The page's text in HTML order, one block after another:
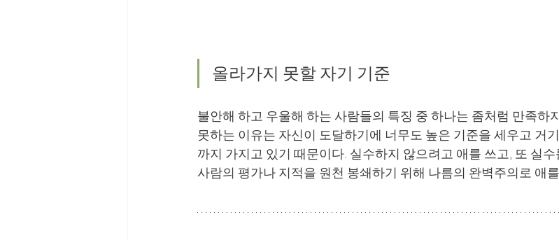
올라가지 못할 자기 기준
불안해 하고 우울해 하는 사람들의 특징 중 하나는 좀처럼 만족하
못하는 이유는 자신이 도달하기에 너무도 높은 기준을 세우고 거
까지 가지고 있기 때문이다. 실수하지 않으려고 애를 쓰고, 또 실
사람의 평가나 지적을 원천 봉쇄하기 위해 나름의 완벽주의로 애